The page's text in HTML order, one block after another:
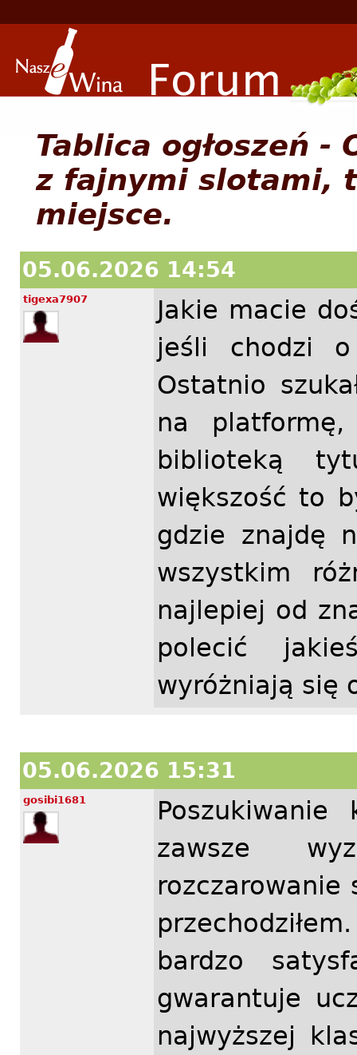
Tablica ogłoszeń -
z fajnymi slotami,
miejsce.
05.06.2026 14:54
tigexa7907
Jakie macie
jeśli chodzi
Ostatnio
na
biblioteką
większość to
gdzie znajdę
wszystkim
najlepiej od
polecić
wyróżniają się
05.06.2026 15:31
gosibi1681
zawsze
bardzo
gwarantuje
najwyższej